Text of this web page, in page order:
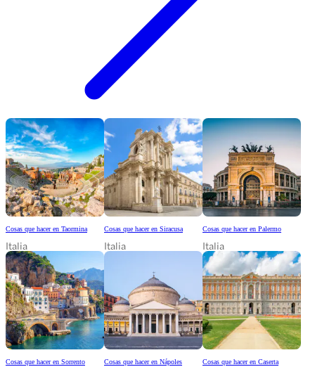
Cosas que hacer en Taormina
Italia
Cosas que hacer en Siracusa
Italia
Cosas que hacer en Palermo
Italia
Cosas que hacer en Sorrento Cosas que hacer en Nápoles Cosas que hacer en Caserta